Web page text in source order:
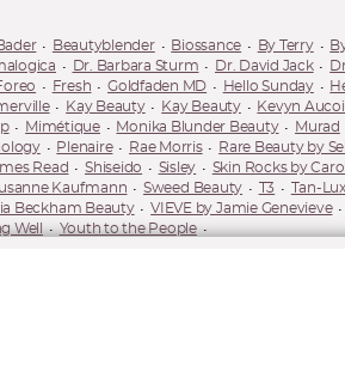
Beautyblender Biossance By Terry
Dr. Barbara Sturm Dr. David Jack
Fresh Goldfaden MD Hello Sunday
Kay Beauty Kay Beauty Kevyn
Mimétique Monika Blunder Beauty Murad
Plenaire Rae Morris Rare Beauty by
Read Shiseido Sisley Skin Rocks by
Kaufmann Sweed Beauty T3 Tan-
Beckham Beauty VIEVE by Jamie Genevieve
Well
Youth to the People